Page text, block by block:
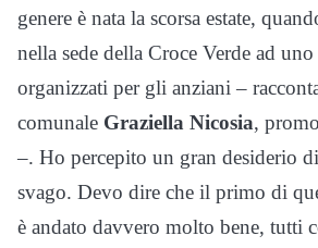
genere è nata la scorsa estate,
nella sede della Croce Verde ad
organizzati per gli anziani –
comunale Graziella Nicosia,
–. Ho percepito un gran desiderio
svago. Devo dire che il primo di
è andato davvero molto bene, tutti